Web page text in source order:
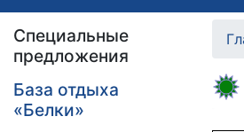
Специальные
предложения
База отдыха
«Белки»